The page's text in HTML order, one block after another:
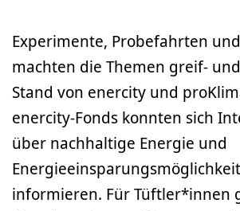
Experimente, Probefahrten
machten die Themen greif-
Stand von enercity und
enercity-Fonds konnten sich
über nachhaltige Energie und
informieren. Für Tüftler*innen